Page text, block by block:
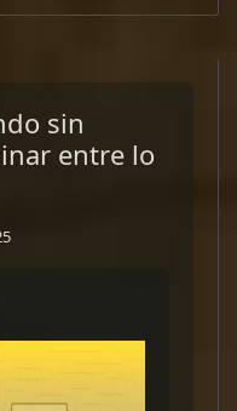
sin
entre lo